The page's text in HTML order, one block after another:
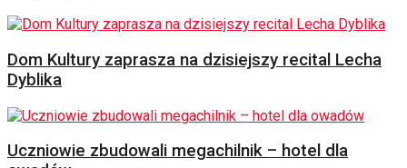
Dom Kultury zaprasza na dzisiejszy recital Lecha
Dyblika
Uczniowie zbudowali megachilnik – hotel dla